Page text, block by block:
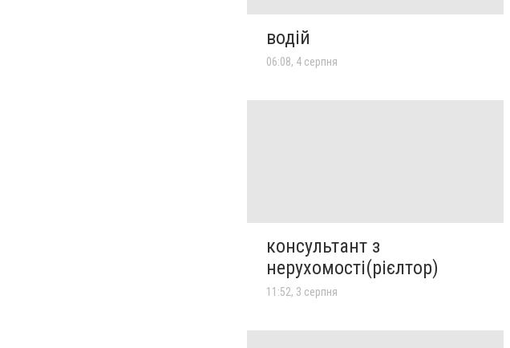
водій
06:08, 4 серпня
консультант з
нерухомості(рієлтор)
11:52, 3 серпня